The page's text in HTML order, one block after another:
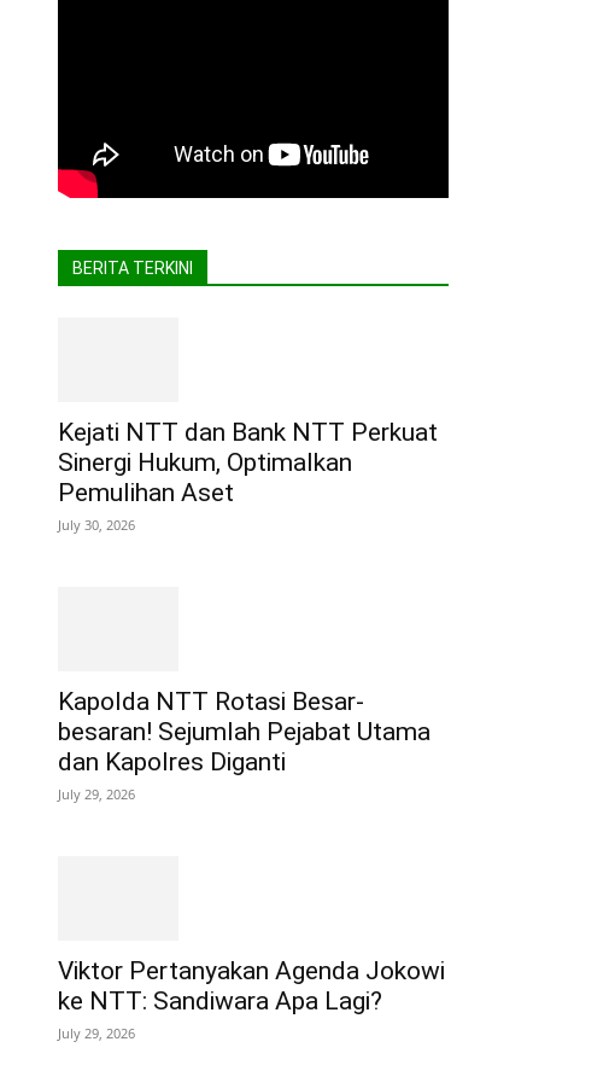
BERITA TERKINI
Kejati NTT dan Bank NTT Perkuat
Sinergi Hukum, Optimalkan
Pemulihan Aset
July 30, 2026
Kapolda NTT Rotasi Besar-
besaran! Sejumlah Pejabat Utama
dan Kapolres Diganti
July 29, 2026
Viktor Pertanyakan Agenda Jokowi
ke NTT: Sandiwara Apa Lagi?
July 29, 2026